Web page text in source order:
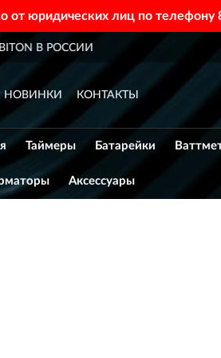
от юридических лиц по телефону
НОВИНКИ КОНТАКТЫ
Таймеры Батарейки
Аксессуары